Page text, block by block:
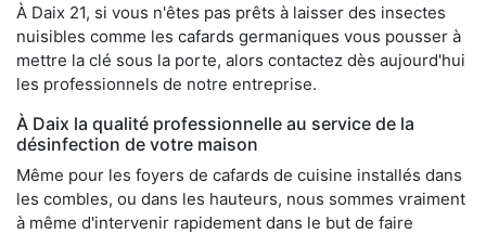
À Daix 21, si vous n'êtes pas prêts à laisser des insectes
nuisibles comme les cafards germaniques vous pousser à
mettre la clé sous la porte, alors contactez dès aujourd'hui
les professionnels de notre entreprise.
À Daix la qualité professionnelle au service de la
désinfection de votre maison
Même pour les foyers de cafards de cuisine installés dans
les combles, ou dans les hauteurs, nous sommes vraiment
à même d'intervenir rapidement dans le but de faire